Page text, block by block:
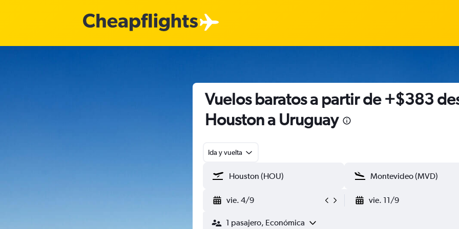
Vuelos baratos a partir de +$383
Houston a Uruguay
Ida y vuelta
vie. 4/9 vie. 11/9
1 pasajero, Económica